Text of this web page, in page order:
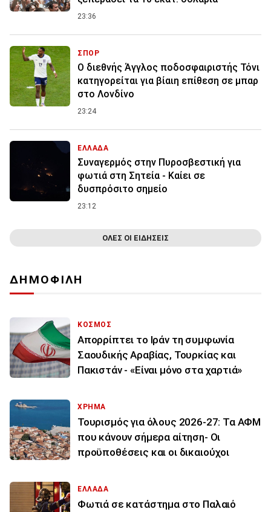
23:36
ΣΠΟΡ
Ο διεθνής Άγγλος ποδοσφαιριστής Τόνι
κατηγορείται για βίαιη επίθεση σε μπαρ
στο Λονδίνο
23:24
ΕΛΛΑΔΑ
Συναγερμός στην Πυροσβεστική για
φωτιά στη Σητεία - Καίει σε
δυσπρόσιτο σημείο
23:12
ΟΛΕΣ ΟΙ ΕΙΔΗΣΕΙΣ
ΔΗΜΟΦΙΛΗ
ΚΟΣΜΟΣ
Απορρίπτει το Ιράν τη συμφωνία
Σαουδικής Αραβίας, Τουρκίας και
Πακιστάν - «Είναι μόνο στα χαρτιά»
ΧΡΗΜΑ
Τουρισμός για όλους 2026-27: Τα ΑΦΜ
που κάνουν σήμερα αίτηση- Οι
προϋποθέσεις και οι δικαιούχοι
ΕΛΛΑΔΑ
Φωτιά σε κατάστημα στο Παλαιό